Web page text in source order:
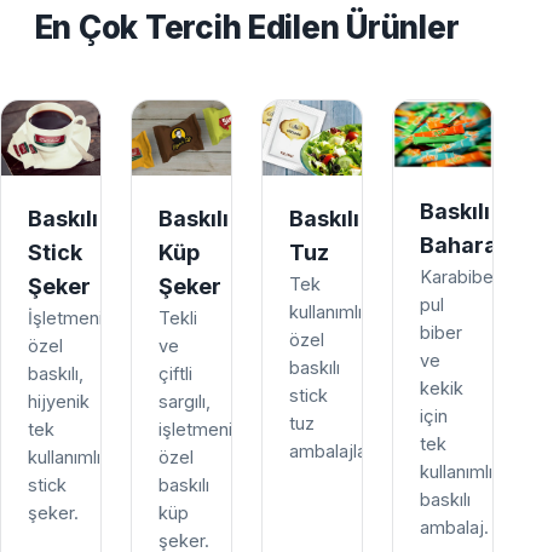
En Çok Tercih Edilen Ürünler
Baskılı
Stick
Şeker
İşletmenize
özel
baskılı,
hijyenik
tek
kullanımlık
stick
şeker.
Baskılı
Küp
Şeker
Tekli
ve
çiftli
sargılı,
işletmenize
özel
baskılı
küp
şeker.
Baskılı
Tuz
Tek
kullanımlık,
özel
baskılı
stick
tuz
ambalajları.
Baskılı
Baharat
Karabiber,
pul
biber
ve
kekik
için
tek
kullanımlık
baskılı
ambalaj.